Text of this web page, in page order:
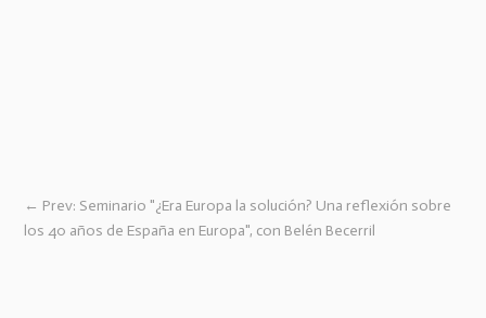
← Prev: Seminario "¿Era Europa la solución? Una reflexión sobre
los 40 años de España en Europa", con Belén Becerril